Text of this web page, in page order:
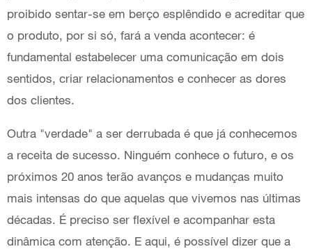
proibido sentar-se em berço esplêndido e acreditar que
o produto, por si só, fará a venda acontecer: é
fundamental estabelecer uma comunicação em dois
sentidos, criar relacionamentos e conhecer as dores
dos clientes.
Outra "verdade" a ser derrubada é que já conhecemos
a receita de sucesso. Ninguém conhece o futuro, e os
próximos 20 anos terão avanços e mudanças muito
mais intensas do que aquelas que vivemos nas últimas
décadas. É preciso ser flexível e acompanhar esta
dinâmica com atenção. E aqui, é possível dizer que a